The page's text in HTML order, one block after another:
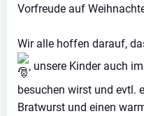
Vorfreude auf
Wir alle hoffen darauf,
, unsere Kinder auch
besuchen wirst und evtl.
Bratwurst und einen